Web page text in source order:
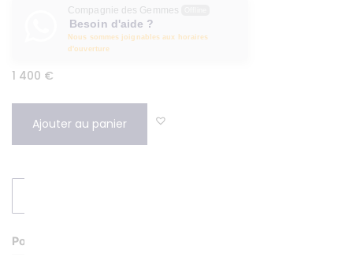
Compagnie des Gemmes
Besoin d'aide ?
Nous sommes joignables aux horaires
d'ouverture
1 400 €
Ajouter au panier
Poids